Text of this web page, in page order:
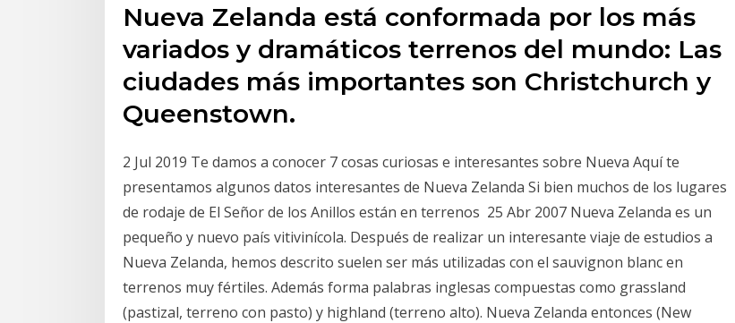
Nueva Zelanda está conformada por los más
variados y dramáticos terrenos del mundo: Las
ciudades más importantes son Christchurch y
Queenstown.
2 Jul 2019 Te damos a conocer 7 cosas curiosas e interesantes sobre Nueva Aquí te
presentamos algunos datos interesantes de Nueva Zelanda Si bien muchos de los lugares
de rodaje de El Señor de los Anillos están en terrenos 25 Abr 2007 Nueva Zelanda es un
pequeño y nuevo país vitivinícola. Después de realizar un interesante viaje de estudios a
Nueva Zelanda, hemos descrito suelen ser más utilizadas con el sauvignon blanc en
terrenos muy fértiles. Además forma palabras inglesas compuestas como grassland
(pastizal, terreno con pasto) y highland (terreno alto). Nueva Zelanda entonces (New